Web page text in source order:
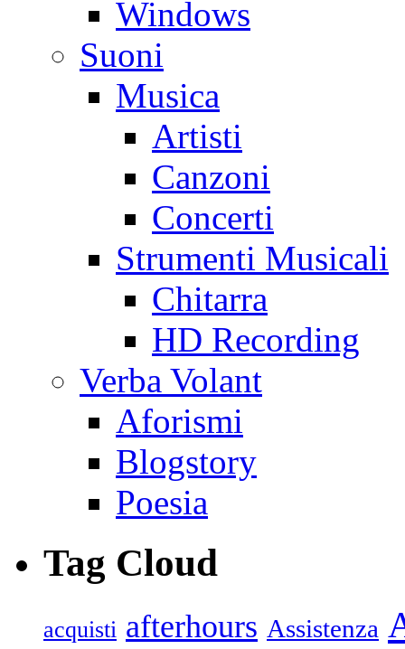
Windows
Suoni
Musica
Artisti
Canzoni
Concerti
Strumenti Musicali
Chitarra
HD Recording
Verba Volant
Aforismi
Blogstory
Poesia
Tag Cloud
acquisti afterhours Assistenza